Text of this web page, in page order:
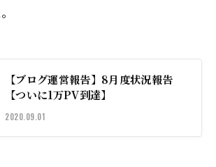
【ブログ運営報告】8月度状況報告
【ついに1万PV到達】
2020.09.01